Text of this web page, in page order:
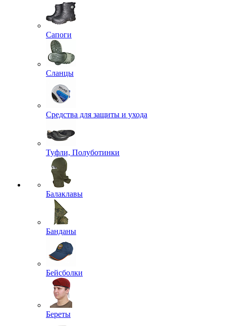
Сапоги
Сланцы
Средства для защиты и ухода
Туфли, Полуботинки
Балаклавы
Банданы
Бейсболки
Береты